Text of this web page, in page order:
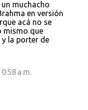
muchacho
en versión
acá no se
mismo que
y la porter de
a.m.